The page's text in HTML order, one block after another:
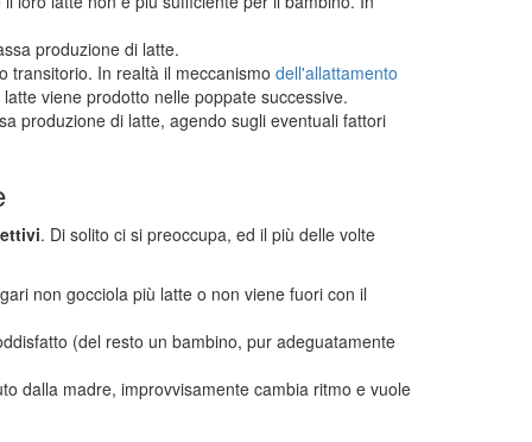
produzione di latte.
transitorio. In realtà il meccanismo dell'allattamento
viene prodotto nelle poppate successive.
produzione di latte, agendo sugli eventuali fattori
. Di solito ci si preoccupa, ed il più delle volte
non gocciola più latte o non viene fuori con il
(del resto un bambino, pur adeguatamente
dalla madre, improvvisamente cambia ritmo e vuole